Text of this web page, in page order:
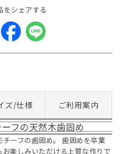
をシェアする
ズ/仕様 ご利用案内
フの天然木歯固め
ーフの歯固め。 歯固めを卒業
楽しみいただける上質な作りで